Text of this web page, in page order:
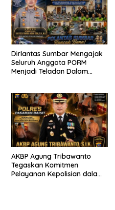
Dirlantas Sumbar Mengajak
Seluruh Anggota PORM
Menjadi Teladan Dalam
Perlengkapan Keselamatan
Berkendara
AKBP Agung Tribawanto
Tegaskan Komitmen
Pelayanan Kepolisian dalam